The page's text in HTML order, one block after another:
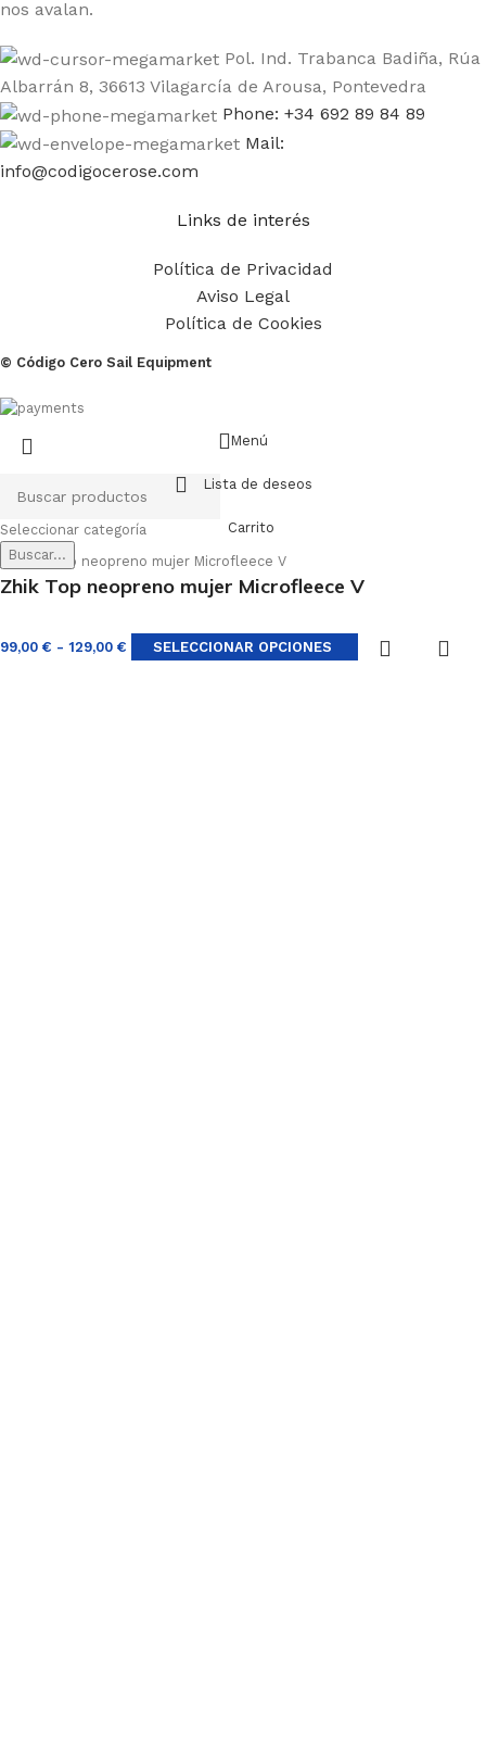
nos avalan.
Pol. Ind. Trabanca Badiña, Rúa
Albarrán 8, 36613 Vilagarcía de Arousa, Pontevedra
Phone: +34 692 89 84 89
Mail:
info@codigocerose.com
Links de interés
Política de Privacidad
Aviso Legal
Política de Cookies
© Código Cero Sail Equipment
Seleccionar categoría
Buscar...
Menú
Lista de deseos
Carrito
Zhik Top neopreno mujer Microfleece V
99,00 € - 129,00 € SELECCIONAR OPCIONES